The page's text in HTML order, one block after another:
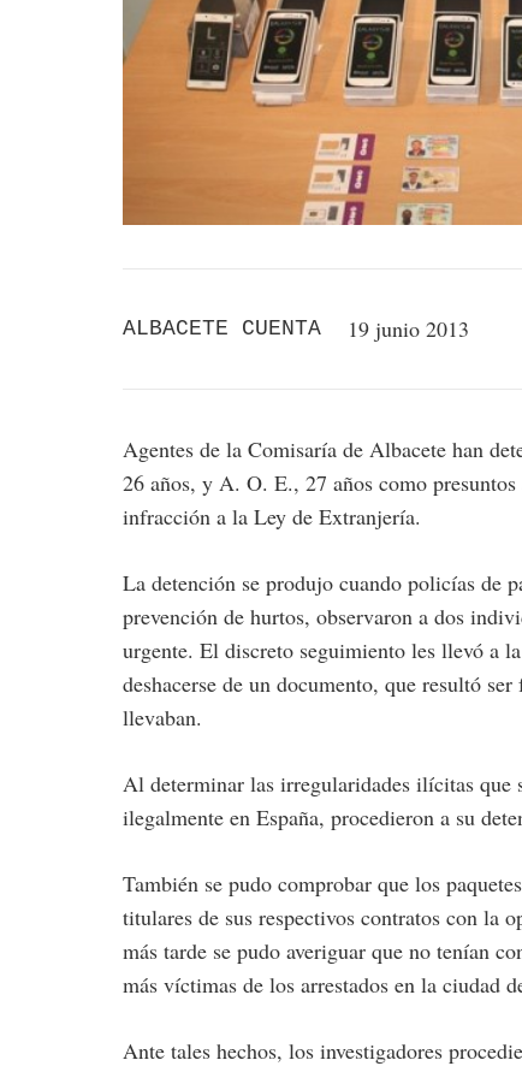
ALBACETE CUENTA 19 junio 2013
Agentes de la Comisaría de Albacete han
26 años, y A. O. E., 27 años como
infracción a la Ley de Extranjería.
La detención se produjo cuando policías de
prevención de hurtos, observaron a dos
urgente. El discreto seguimiento les llevó a
deshacerse de un documento, que resultó
llevaban.
Al determinar las irregularidades ilícitas que
ilegalmente en España, procedieron a su
También se pudo comprobar que los
titulares de sus respectivos contratos con la
más tarde se pudo averiguar que no tenían
más víctimas de los arrestados en la ciudad
Ante tales hechos, los investigadores